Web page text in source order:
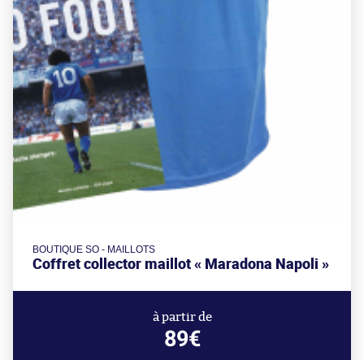
BOUTIQUE SO - MAILLOTS
Coffret collector maillot « Maradona Napoli »
à partir de
89€